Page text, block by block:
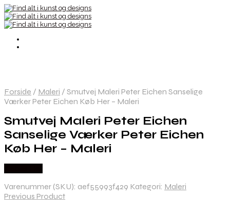
Forside / Maleri / Smutvej Maleri Peter Eichen Sanselige
Værker Peter Eichen Køb Her – Maleri
Smutvej Maleri Peter Eichen
Sanselige Værker Peter Eichen
Køb Her – Maleri
Varenummer (SKU): aef55993f429 Kategori: Maleri
Previous Product